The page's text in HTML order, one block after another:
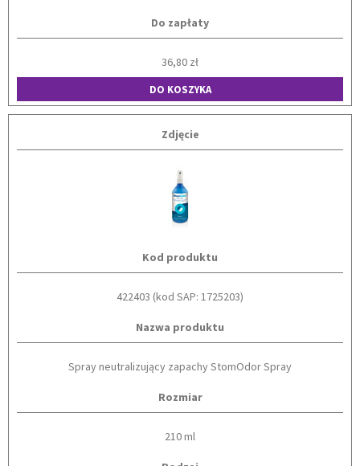
Do zapłaty
36,80 zł
DO KOSZYKA
Zdjęcie
Kod produktu
422403 (kod SAP: 1725203)
Nazwa produktu
Spray neutralizujący zapachy StomOdor Spray
Rozmiar
210 ml